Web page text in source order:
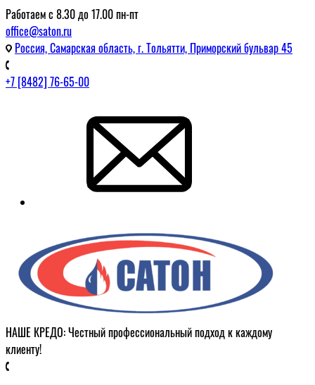
Работаем с 8.30 до 17.00 пн-пт
office@saton.ru
Россия, Самарская область, г. Тольятти, Приморский бульвар 45
+7 [8482] 76-65-00
НАШЕ КРЕДО: Честный профессиональный подход к каждому
клиенту!